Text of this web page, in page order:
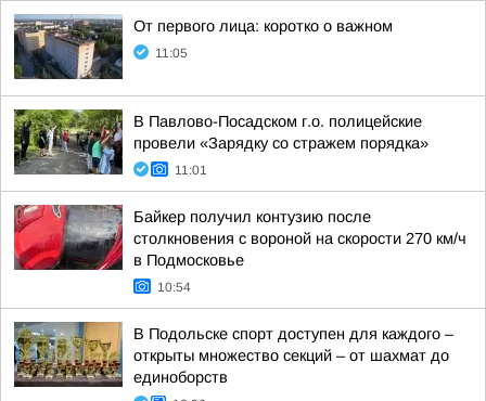
От первого лица: коротко о важном
11:05
В Павлово-Посадском г.о. полицейские
провели «Зарядку со стражем порядка»
11:01
Байкер получил контузию после
столкновения с вороной на скорости 270 км/ч
в Подмосковье
10:54
В Подольске спорт доступен для каждого –
открыты множество секций – от шахмат до
единоборств